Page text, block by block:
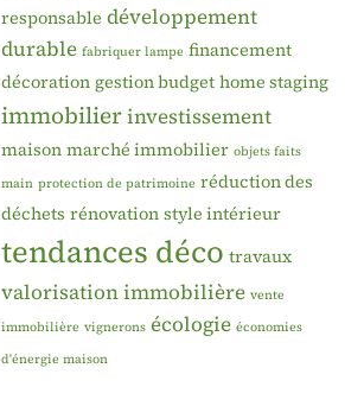
responsable développement
durable fabriquer lampe financement
décoration gestion budget home staging
immobilierinvestissement
maison marché immobilier objets faits
main protection de patrimoine réduction des
déchets rénovation style intérieur
tendances déco travaux
valorisation immobilière vente
immobilière vignerons écologie économies
d'énergie maison